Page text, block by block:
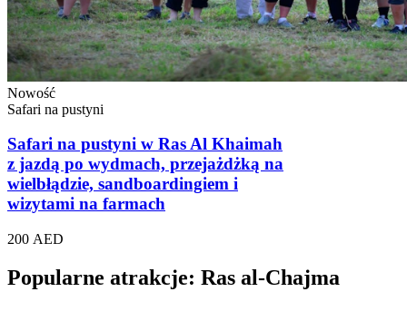
Nowość
Safari na pustyni
Safari na pustyni w Ras Al Khaimah
z jazdą po wydmach, przejażdżką na
wielbłądzie, sandboardingiem i
wizytami na farmach
200 AED
Popularne atrakcje: Ras al-Chajma